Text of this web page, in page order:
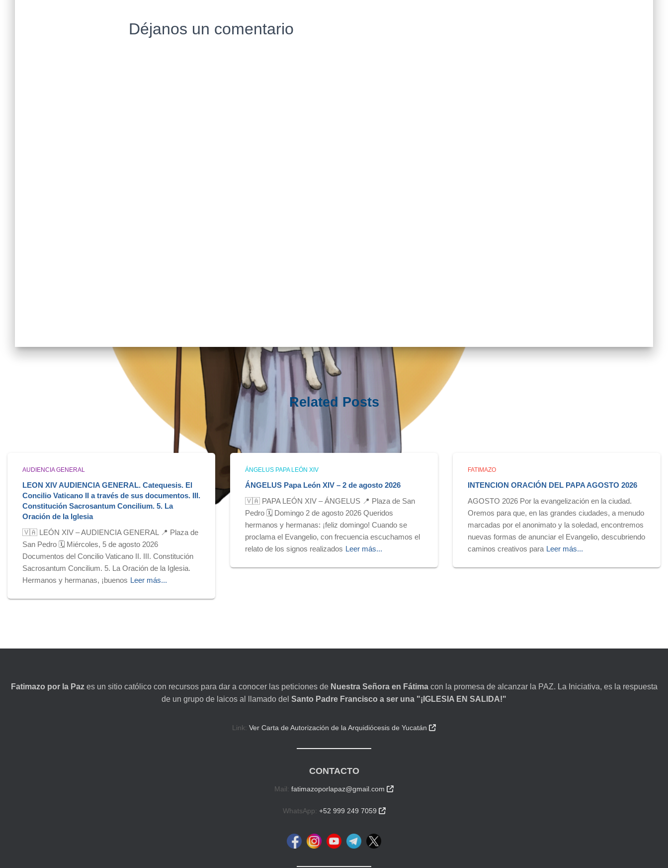
Déjanos un comentario
Related Posts
AUDIENCIA GENERAL
LEON XIV AUDIENCIA GENERAL. Catequesis. El
Concilio Vaticano II a través de sus documentos. III.
Constitución Sacrosantum Concilium. 5. La
Oración de la Iglesia
🇻🇦 LEÓN XIV – AUDIENCIA GENERAL 📍 Plaza de
San Pedro 🗓️ Miércoles, 5 de agosto 2026
Documentos del Concilio Vaticano II. III. Constitución
Sacrosantum Concilium. 5. La Oración de la Iglesia.
Hermanos y hermanas, ¡buenos Leer más...
ÁNGELUS PAPA LEÓN XIV
ÁNGELUS Papa León XIV – 2 de agosto 2026
🇻🇦 PAPA LEÓN XIV – ÁNGELUS 📍 Plaza de San
Pedro 🗓️ Domingo 2 de agosto 2026 Queridos
hermanos y hermanas: ¡feliz domingo! Cuando se
proclama el Evangelio, con frecuencia escuchamos el
relato de los signos realizados Leer más...
FATIMAZO
INTENCION ORACIÓN DEL PAPA AGOSTO 2026
AGOSTO 2026 Por la evangelización en la ciudad.
Oremos para que, en las grandes ciudades, a menudo
marcadas por el anonimato y la soledad, encontremos
nuevas formas de anunciar el Evangelio, descubriendo
caminos creativos para Leer más...
Fatimazo por la Pazes un sitio católico con recursos para dar a conocer las peticiones de Nuestra Señora en Fátimacon la promesa de alcanzar la PAZ. La Iniciativa, es la respuesta
de un grupo de laicos al llamado del Santo Padre Francisco a ser una "¡IGLESIA EN SALIDA!"
Link: Ver Carta de Autorización de la Arquidiócesis de Yucatán 
CONTACTO
Mail: fatimazoporlapaz@gmail.com 
WhatsApp: +52 999 249 7059 